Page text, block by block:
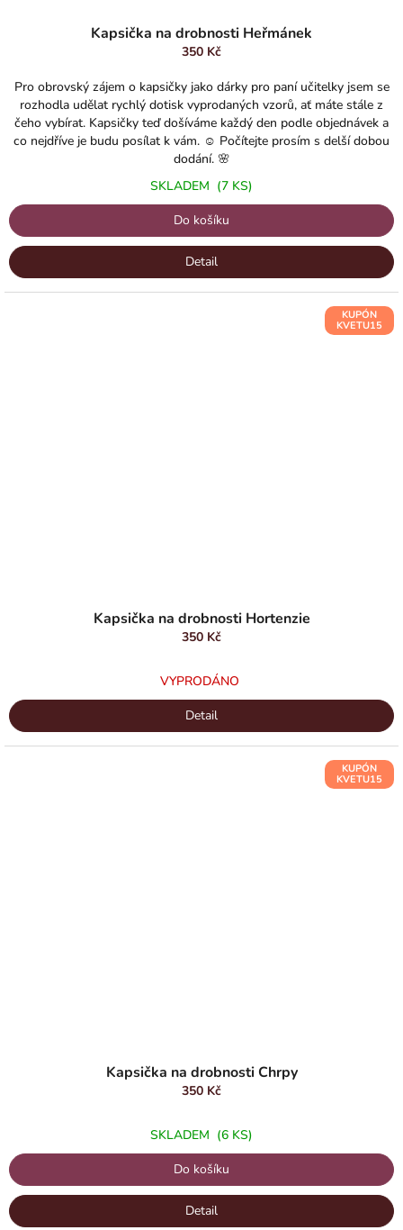
Kapsička na drobnosti Heřmánek
350 Kč
Pro obrovský zájem o kapsičky jako dárky pro paní učitelky jsem se
rozhodla udělat rychlý dotisk vyprodaných vzorů, ať máte stále z
čeho vybírat. Kapsičky teď došíváme každý den podle objednávek a
co nejdříve je budu posílat k vám. ☺️ Počítejte prosím s delší dobou
dodání. 🌸
SKLADEM (7 KS)
Do košíku
Detail
KUPÓN
KVETU15
5
hvězdiček.
Kapsička na drobnosti Hortenzie
350 Kč
VYPRODÁNO
Detail
KUPÓN
KVETU15
5
hvězdiček.
Kapsička na drobnosti Chrpy
350 Kč
SKLADEM (6 KS)
Do košíku
Detail